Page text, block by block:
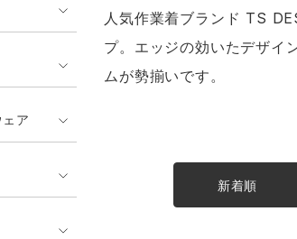
熱ウェア・ヒートウェア 刺繍
ランキング
防寒
ハイパーV
エアークラフト
中塚被服
福山ゴム工業
ビッグボー
社
ア
人気作業着ブランド TS
プ。エッジの効いたデザイ
ムが勢揃いです。
新着順